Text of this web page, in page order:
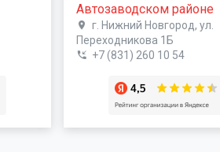
Автозаводском районе
г. Нижний Новгород, ул.
Переходникова 1Б
+7 (831) 260 10 54